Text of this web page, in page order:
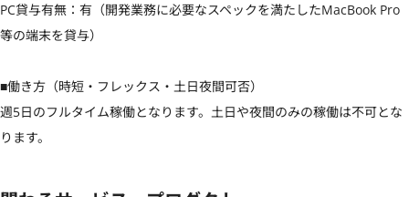
PC貸与有無：有（開発業務に必要なスペックを満たしたMacBook Pro
等の端末を貸与）
■働き方（時短・フレックス・土日夜間可否）
週5日のフルタイム稼働となります。土日や夜間のみの稼働は不可とな
ります。